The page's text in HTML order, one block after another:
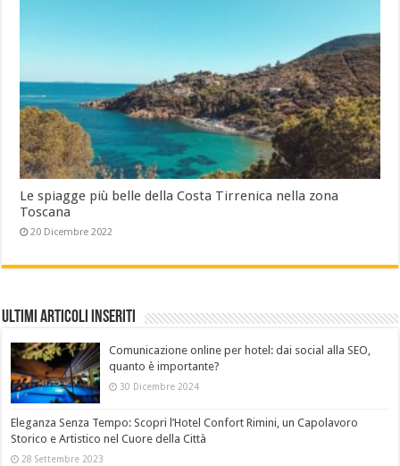
Le spiagge più belle della Costa Tirrenica nella zona
Toscana
20 Dicembre 2022
Ultimi Articoli Inseriti
Comunicazione online per hotel: dai social alla SEO,
quanto è importante?
30 Dicembre 2024
Eleganza Senza Tempo: Scopri l’Hotel Confort Rimini, un Capolavoro
Storico e Artistico nel Cuore della Città
28 Settembre 2023